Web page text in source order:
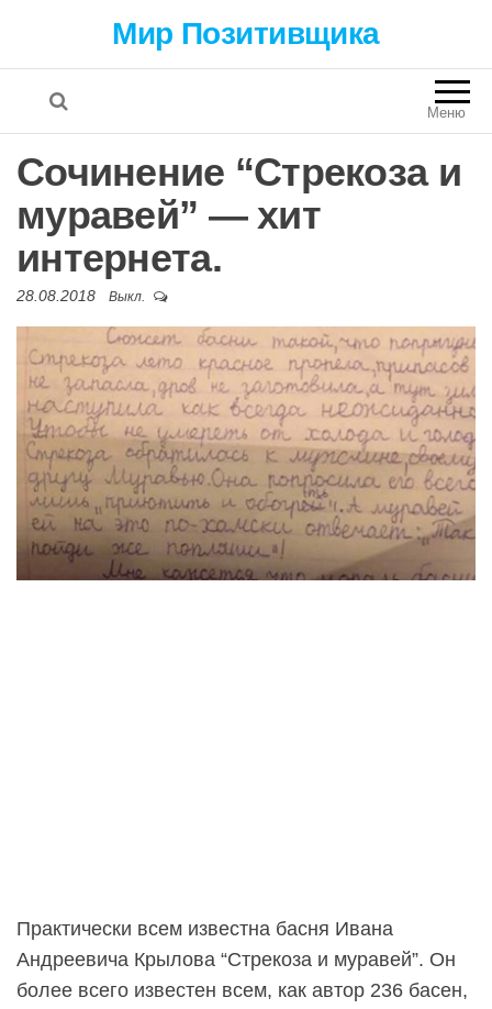
Мир Позитивщика
Меню
Сочинение “Стрекоза и
муравей” — хит
интернета.
28.08.2018 Выкл.
Практически всем известна басня Ивана
Андреевича Крылова “Стрекоза и муравей”. Он
более всего известен всем, как автор 236 басен,